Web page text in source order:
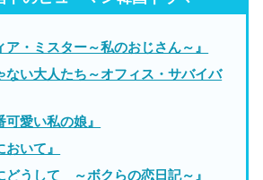
ア・ミスター～私のおじさん～』
ない大人たち～オフィス・サバイバ
可愛い私の娘』
おいて』
どうして ～ボクらの恋日記～』